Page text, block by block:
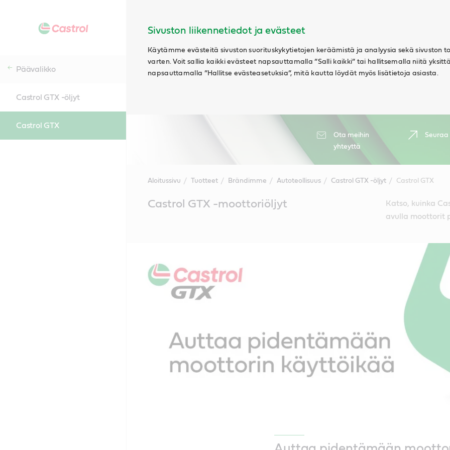
Sivuston liikennetiedot ja evästeet
Käytämme evästeitä sivuston suorituskykytietojen keräämistä ja analyysia sekä sivuston
varten. Voit sallia kaikki evästeet napsauttamalla ”Salli kaikki” tai hallitsemalla niitä
napsauttamalla ”Hallitse evästeasetuksia”, mitä kautta löydät myös lisätietoja asiasta.
Ota meihin
yhteyttä
Päävalikko
Castrol GTX -öljyt
Castrol GTX
Aloitussivu Tuotteet Brändimme Autoteollisuus Castrol GTX -öljyt Castrol GTX
ContentCastrol GTX -moottoriöljyt
Katso, kuinka
avulla moottorit